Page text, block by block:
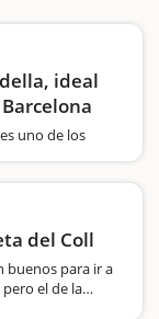
ideal
uno de los
perfecta de
del Coll
buenos para ir a
el de la